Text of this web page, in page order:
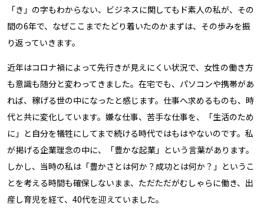
「き」の字もわからない、ビジネスに関してもド素人の私が、その
間の6年で、なぜここまでたどり着いたのか――まずは、その歩みを振
り返っていきます。
近年はコロナ禍によって先行きが見えにくい状況で、女性の働き方
も意識も随分と変わってきました。在宅でも、パソコンや携帯があ
れば、稼げる世の中になったと感じます。仕事へ求めるものも、時
代と共に変化しています。嫌な仕事、苦手な仕事を、「生活のため
に」と自分を犠牲にしてまで続ける時代ではもはやないのです。私
が掲げる企業理念の中に、「豊かな起業」という言葉があります。
しかし、当時の私は「豊かさとは何か？成功とは何か？」というこ
とを考える時間も確保しないまま、ただただがむしゃらに働き、出
産し育児を経て、40代を迎えていました。